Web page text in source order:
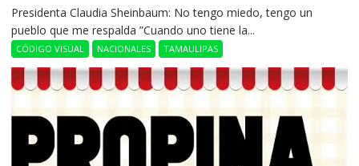
Presidenta Claudia Sheinbaum: No tengo miedo, tengo un
pueblo que me respalda ”Cuando uno tiene la...
CÓDIGO VISUAL NACIONALES TAMAULIPAS